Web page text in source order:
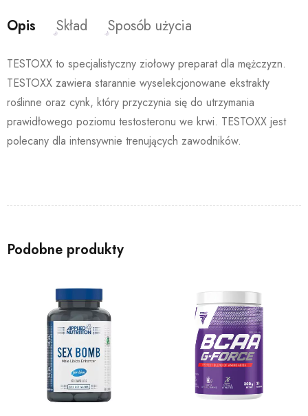
Opis Skład Sposób użycia
TESTOXX to specjalistyczny ziołowy preparat dla mężczyzn.
TESTOXX zawiera starannie wyselekcjonowane ekstrakty
roślinne oraz cynk, który przyczynia się do utrzymania
prawidłowego poziomu testosteronu we krwi. TESTOXX jest
polecany dla intensywnie trenujących zawodników.
Podobne produkty